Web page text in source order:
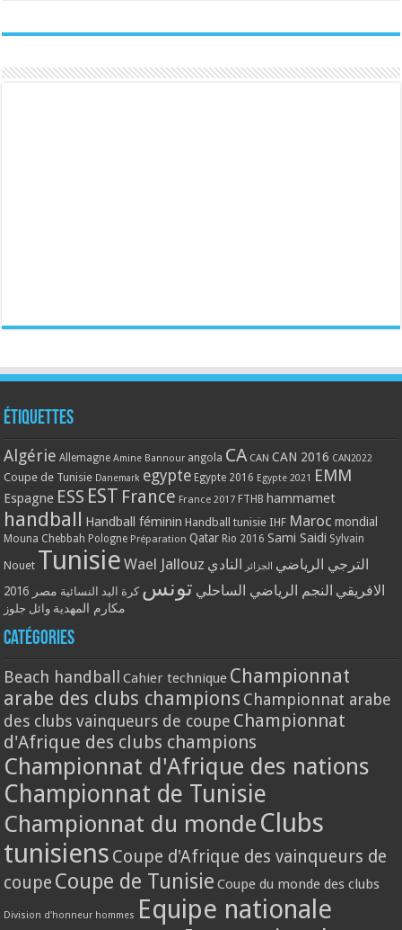
Étiquettes
Algérie Allemagne Amine Bannour angola CA CAN CAN 2016 CAN2022
Coupe de Tunisie Danemark egypte Egypte 2016 Egypte 2021 EMM
Espagne ESS EST France France 2017 FTHB hammamet
handball Handball féminin Handball tunisie IHF Maroc mondial
Mouna Chebbah Pologne Préparation Qatar Rio 2016 Sami Saidi Sylvain
Nouet Tunisie Wael Jallouz الترجي الرياضي الجزائر النادي
الافريقي النجم الرياضي الساحلي تونس كرة اليد النسائية مصر 2016
مكارم المهدية وائل جلوز
Catégories
Beach handball Cahier technique Championnat
arabe des clubs champions Championnat arabe
des clubs vainqueurs de coupe Championnat
d'Afrique des clubs champions
Championnat d'Afrique des nations
Championnat de Tunisie
Championnat du monde Clubs
tunisiens Coupe d'Afrique des vainqueurs de
coupe Coupe de Tunisie Coupe du monde des clubs
Division d'honneur hommes Equipe nationale